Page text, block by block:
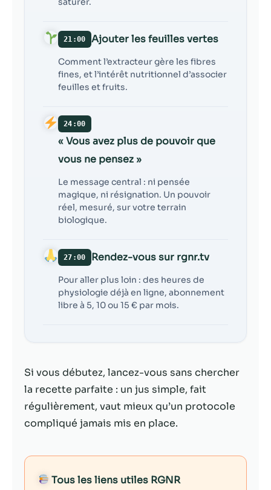
21:00 Ajouter les feuilles vertes
Comment l’extracteur gère les fibres
fines, et l’intérêt nutritionnel d’associer
feuilles et fruits.
24:00
« Vous avez plus de pouvoir que
vous ne pensez »
Le message central : ni pensée
magique, ni résignation. Un pouvoir
réel, mesuré, sur votre terrain
biologique.
27:00 Rendez-vous sur rgnr.tv
Pour aller plus loin : des heures de
physiologie déjà en ligne, abonnement
libre à 5, 10 ou 15 € par mois.
Si vous débutez, lancez-vous sans chercher
la recette parfaite : un jus simple, fait
régulièrement, vaut mieux qu’un protocole
compliqué jamais mis en place.
Tous les liens utiles RGNR